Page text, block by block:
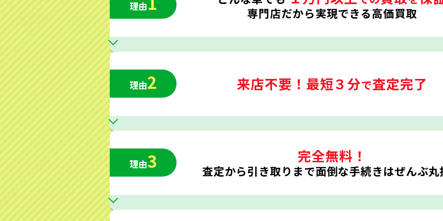
理由 専門店だから実現できる高価買取
理由2 来店不要！ 最短３分で査定完了
理由3 完全無料！
査定から引き取りまで面倒な手続きはぜんぶ